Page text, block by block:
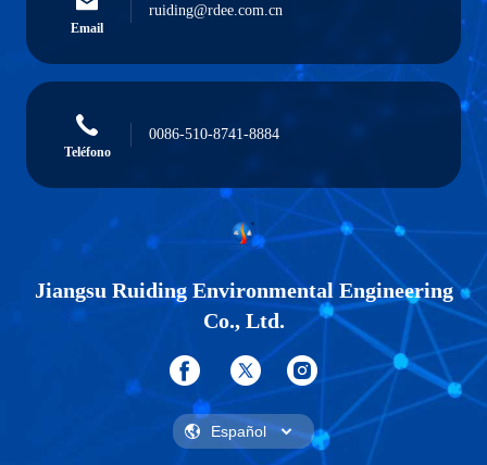
Email
ruiding@rdee.com.cn
Teléfono
0086-510-8741-8884
Jiangsu Ruiding Environmental Engineering
Co., Ltd.